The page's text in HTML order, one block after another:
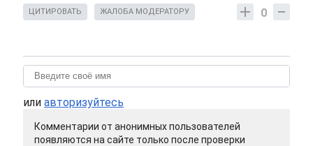
0
ЦИТИРОВАТЬ ЖАЛОБА МОДЕРАТОРУ
или авторизуйтесь
Комментарии от анонимных пользователей
появляются на сайте только после проверки